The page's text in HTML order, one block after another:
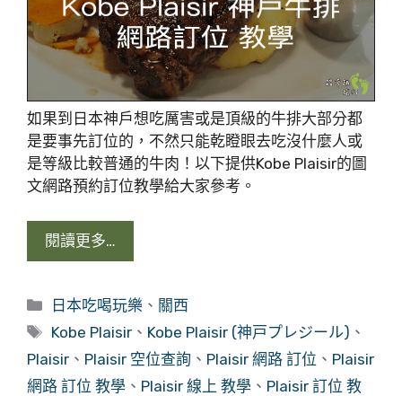
如果到日本神戶想吃厲害或是頂級的牛排大部分都
是要事先訂位的，不然只能乾瞪眼去吃沒什麼人或
是等級比較普通的牛肉！以下提供Kobe Plaisir的圖
文網路預約訂位教學給大家參考。
閱讀更多…
分
類
日本吃喝玩樂 、 關西
標
籤
Kobe Plaisir 、 Kobe Plaisir (神戸プレジール) 、
Plaisir 、 Plaisir 空位查詢 、 Plaisir 網路 訂位 、 Plaisir
網路 訂位 教學 、 Plaisir 線上 教學 、 Plaisir 訂位 教